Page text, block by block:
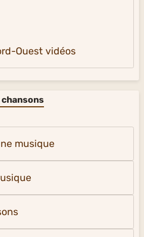
Ouest vidéos
musique